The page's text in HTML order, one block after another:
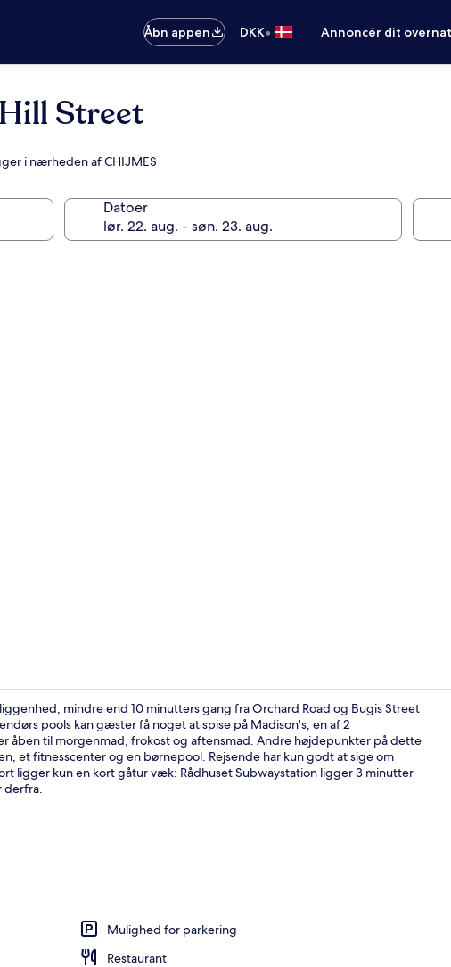
Åbn appen
DKK• Annoncér dit
Street
i nærheden af CHIJMES
Datoer
2
mindre end 10 minutters gang fra Orchard Road og Bugis Street
pools kan gæster få noget at spise på Madison's, en af 2
åben til morgenmad, frokost og aftensmad. Andre højdepunkter på dette
et fitnesscenter og en børnepool. Rejsende har kun godt at sige om
ligger kun en kort gåtur væk: Rådhuset Subwaystation ligger 3 minutter
derfra.
Mulighed for parkering
Restaurant